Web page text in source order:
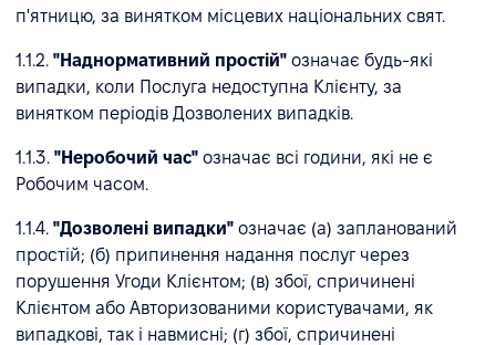
п'ятницю, за винятком місцевих національних свят.
1.1.2. "Наднормативний простій" означає будь-які
випадки, коли Послуга недоступна Клієнту, за
винятком періодів Дозволених випадків.
1.1.3. "Неробочий час" означає всі години, які не є
Робочим часом.
1.1.4. "Дозволені випадки" означає (а) запланований
простій; (б) припинення надання послуг через
порушення Угоди Клієнтом; (в) збої, спричинені
Клієнтом або Авторизованими користувачами, як
випадкові, так і навмисні; (г) збої, спричинені